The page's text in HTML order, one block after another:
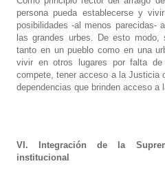
persona pueda establecerse y
posibilidades -al menos parecidas-
las grandes urbes. De esto modo,
tanto en un pueblo como en una
vivir en otros lugares por falta
compete, tener acceso a la Justicia
dependencias que brinden acceso a
VI. Integración de la
institucional